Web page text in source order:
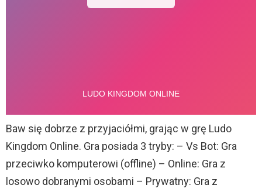
Baw się dobrze z przyjaciółmi, grając w grę Ludo
Kingdom Online. Gra posiada 3 tryby: – Vs Bot: Gra
przeciwko komputerowi (offline) – Online: Gra z
losowo dobranymi osobami – Prywatny: Gra z